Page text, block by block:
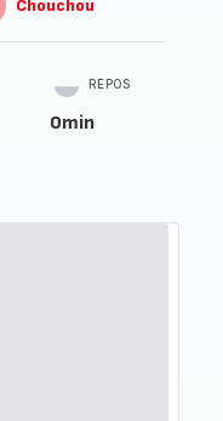
Chouchou
REPOS
0min